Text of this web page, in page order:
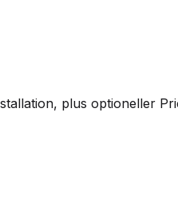
plus optioneller